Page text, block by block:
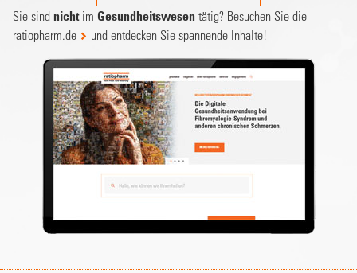
Sie sind nicht im Gesundheitswesen tätig? Besuchen Sie die
ratiopharm.de
und entdecken Sie spannende Inhalte!